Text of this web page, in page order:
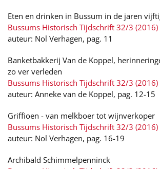
Eten en drinken in Bussum in de jaren
Bussums Historisch Tijdschrift 32/3 (2016)
auteur: Nol Verhagen, pag. 11
Banketbakkerij Van de Koppel,
zo ver verleden
Bussums Historisch Tijdschrift 32/3 (2016)
auteur: Anneke van de Koppel, pag. 12-15
Griffioen - van melkboer tot wijnverkoper
Bussums Historisch Tijdschrift 32/3 (2016)
auteur: Nol Verhagen, pag. 16-19
Archibald Schimmelpenninck